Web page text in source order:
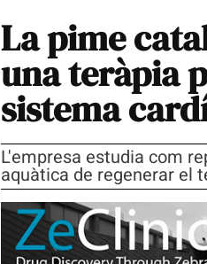
La pime
una teràpia
sistema
L'empresa estudia com
aquàtica de regenerar el